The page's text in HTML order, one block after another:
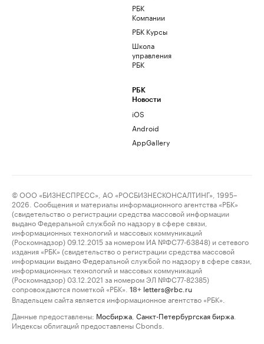
РБК
Компании
РБК Курсы
Школа
управления
РБК
РБК
Новости
iOS
Android
AppGallery
© ООО «БИЗНЕСПРЕСС», АО «РОСБИЗНЕСКОНСАЛТИНГ», 1995–
2026. Сообщения и материалы информационного агентства «РБК»
(свидетельство о регистрации средства массовой информации
выдано Федеральной службой по надзору в сфере связи,
информационных технологий и массовых коммуникаций
(Роскомнадзор) 09.12.2015 за номером ИА №ФС77-63848) и сетевого
издания «РБК» (свидетельство о регистрации средства массовой
информации выдано Федеральной службой по надзору в сфере связи,
информационных технологий и массовых коммуникаций
(Роскомнадзор) 03.12.2021 за номером ЭЛ №ФС77-82385)
сопровождаются пометкой «РБК».
18+ letters@rbc.ru
Владельцем сайта является информационное агентство «РБК».
Данные предоставлены: Мосбиржа Санкт-Петербургская биржа
Индексы облигаций предоставлены Cbonds.